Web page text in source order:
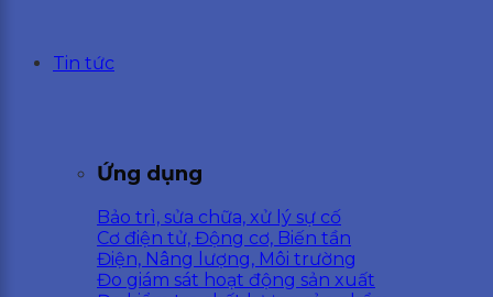
Tin tức
Ứng dụng
Bảo trì, sửa chữa, xử lý sự cố
Cơ điện tử, Động cơ, Biến tần
Điện, Nâng lượng, Môi trường
Đo giám sát hoạt động sản xuất